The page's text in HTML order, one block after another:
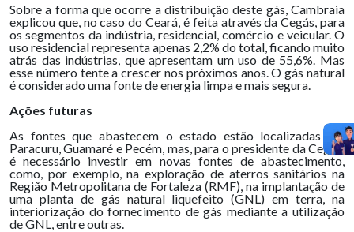
Sobre a forma que ocorre a distribuição deste gás, Cambraia
explicou que, no caso do Ceará, é feita através da Cegás, para
os segmentos da indústria, residencial, comércio e veicular. O
uso residencial representa apenas 2,2% do total, ficando muito
atrás das indústrias, que apresentam um uso de 55,6%. Mas
esse número tente a crescer nos próximos anos. O gás natural
é considerado uma fonte de energia limpa e mais segura.
Ações futuras
As fontes que abastecem o estado estão localizadas em
Paracuru, Guamaré e Pecém, mas, para o presidente da Cegás,
é necessário investir em novas fontes de abastecimento,
como, por exemplo, na exploração de aterros sanitários na
Região Metropolitana de Fortaleza (RMF), na implantação de
uma planta de gás natural liquefeito (GNL) em terra, na
interiorização do fornecimento de gás mediante a utilização
de GNL, entre outras.